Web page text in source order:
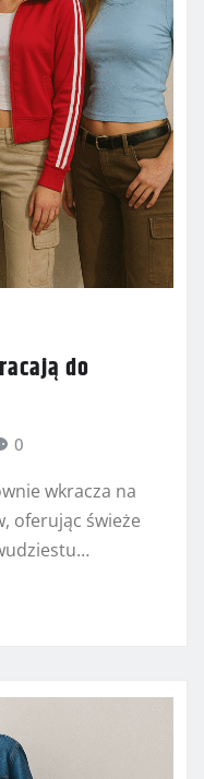
do
0
wkracza na
oferując świeże